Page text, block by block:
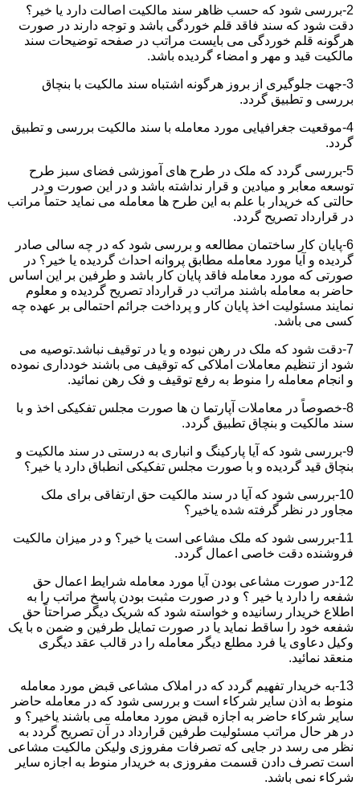
2-بررسی شود که حسب ظاهر سند مالکیت اصالت دارد یا خیر؟
دقت شود که سند فاقد قلم خوردگی باشد و توجه دارند در صورت
هرگونه قلم خوردگی می بایست مراتب در صفحه توضیحات سند
مالکیت قید و مهر و امضاء گردیده باشد.
3-جهت جلوگیری از بروز هرگونه اشتباه سند مالکیت با بنچاق
بررسی و تطبیق گردد.
4-موقعیت جغرافیایی مورد معامله با سند مالکیت بررسی و تطبیق
گردد.
5-بررسی گردد که ملک در طرح های آموزشی فضای سبز طرح
توسعه معابر و میادین و قرار نداشته باشد و در این صورت و در
حالتی که خریدار با علم به این طرح ها معامله می نماید حتماً مراتب
در قرارداد تصریح گردد.
6-پایان کار ساختمان مطالعه و بررسی شود که در چه سالی صادر
گردیده و آیا مورد معامله مطابق پروانه احداث گردیده یا خیر؟ در
صورتی که مورد معامله فاقد پایان کار باشد و طرفین بر این اساس
حاضر به معامله باشند مراتب در قرارداد تصریح گردیده و معلوم
نمایند مسئولیت اخذ پایان کار و پرداخت جرائم احتمالی بر عهده چه
کسی می باشد.
7-دقت شود که ملک در رهن نبوده و یا در توقیف نباشد.توصیه می
شود از تنظیم معاملات املاکی که توقیف می باشند خودداری نموده
و انجام معامله را منوط به رفع توقیف و فک رهن نمائید.
8-خصوصاً در معاملات آپارتما ن ها صورت مجلس تفکیکی اخذ و با
سند مالکیت و بنچاق تطبیق گردد.
9-بررسی شود که آیا پارکینگ و انباری به درستی در سند مالکیت و
بنچاق قید گردیده و با صورت مجلس تفکیکی انطباق دارد یا خیر؟
10-بررسی شود که آیا در سند مالکیت حق ارتفاقی برای ملک
مجاور در نظر گرفته شده یاخیر؟
11-بررسی شود که ملک مشاعی است یا خیر؟ و در میزان مالکیت
فروشنده دقت خاصی اعمال گردد.
12-در صورت مشاعی بودن آیا مورد معامله شرایط اعمال حق
شفعه را دارد یا خیر ؟ و در صورت مثبت بودن پاسخ مراتب را به
اطلاع خریدار رسانیده و خواسته شود که شریک دیگر صراحتاً حق
شفعه خود را ساقط نماید یا در صورت تمایل طرفین و ضمن ه با یک
وکیل دعاوی یا فرد مطلع دیگر معامله را در قالب عقد دیگری
منعقد نمائید.
13-به خریدار تفهیم گردد که در املاک مشاعی قبض مورد معامله
منوط به اذن سایر شرکاء است و بررسی شود که در معامله حاضر
سایر شرکاء حاضر به اجازه قبض مورد معامله می باشند یاخیر؟ و
در هر حال مراتب مسئولیت طرفین قرارداد در آن تصریح گردد به
نظر می رسد در جایی که تصرفات مفروزی ولیکن مالکیت مشاعی
است تصرف دادن قسمت مفروزی به خریدار منوط به اجازه سایر
شرکاء نمی باشد.